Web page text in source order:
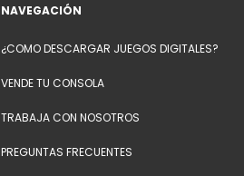
NAVEGACIÓN
¿COMO DESCARGAR JUEGOS DIGITALES?
VENDE TU CONSOLA
TRABAJA CON NOSOTROS
PREGUNTAS FRECUENTES